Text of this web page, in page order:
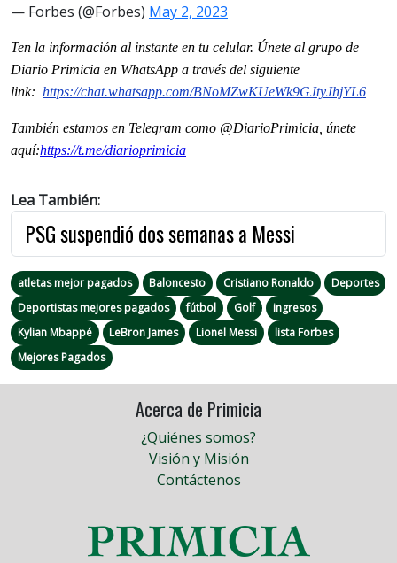
— Forbes (@Forbes) May 2, 2023
Ten la información al instante en tu celular. Únete al grupo de
Diario Primicia en WhatsApp a través del siguiente
link: https://chat.whatsapp.com/BNoMZwKUeWk9GJtyJhjYL6
También estamos en Telegram como @DiarioPrimicia, únete
aquí:https://t.me/diarioprimicia
Lea También:
PSG suspendió dos semanas a Messi
atletas mejor pagados Baloncesto Cristiano Ronaldo
Deportes
Deportistas mejores pagados
fútbol Golf
ingresos
Kylian Mbappé
LeBron James Lionel Messi
lista Forbes
Mejores Pagados
Acerca de Primicia
¿Quiénes somos?
Visión y Misión
Contáctenos